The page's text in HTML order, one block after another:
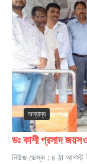
অন্যান্য
ডঃ কাশী প্রসাদ
নিউজ ডেস্ক : ৪ ঠা আগস্ট